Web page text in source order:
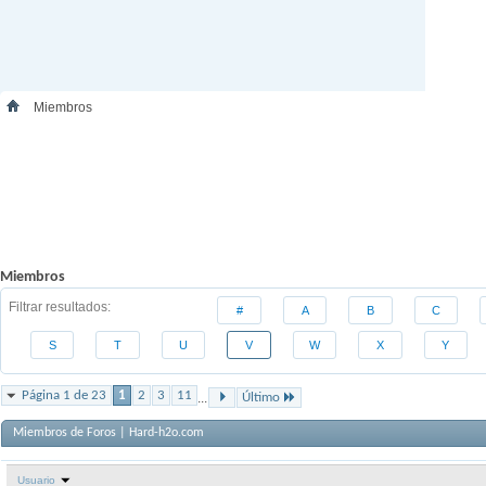
Miembros
Miembros
Filtrar resultados # A B C
S T U V W X Y
Página 1 de 23 1 2 3 11 ... Último
Miembros de Foros | Hard-h2o.com
Usuario